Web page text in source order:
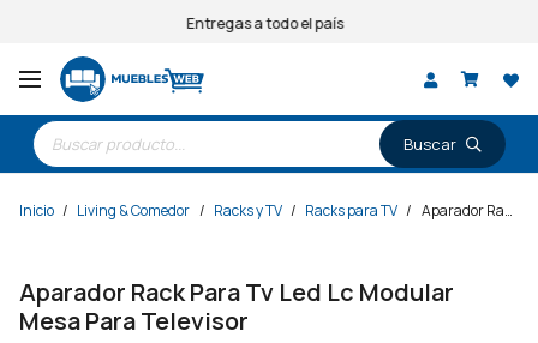
Entregas a todo el país
Búsqueda
de
productos
Inicio / Living & Comedor / Racks y TV / Racks para TV / Aparador Rack Para Tv Led Lc Modular Mesa Para Televisor
Aparador Rack Para Tv Led Lc Modular
Mesa Para Televisor